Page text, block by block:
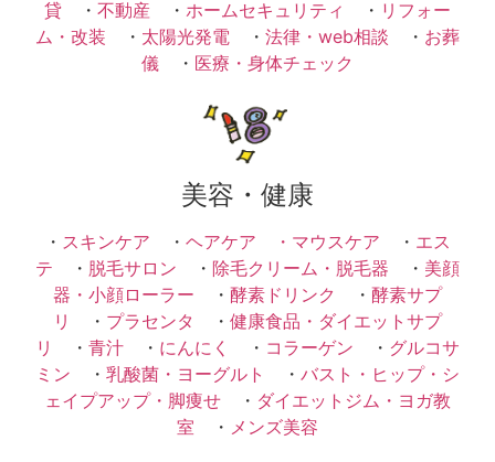
貸 ・ 不動産 ・ ホームセキュリティ ・ リフォー
ム・改装 ・ 太陽光発電 ・ 法律・web相談 ・ お葬
儀 ・ 医療・身体チェック
美容・健康
・ スキンケア ・ ヘアケア ・ マウスケア ・ エス
テ ・ 脱毛サロン ・ 除毛クリーム・脱毛器 ・ 美顔
器・小顔ローラー ・ 酵素ドリンク ・ 酵素サプ
リ
・ プラセンタ ・ 健康食品・ダイエットサプ
リ
・ 青汁 ・ にんにく ・ コラーゲン ・ グルコサ
ミン ・ 乳酸菌・ヨーグルト ・ バスト・ヒップ・シ
ェイプアップ・脚痩せ ・ ダイエットジム・ヨガ教
室 ・ メンズ美容